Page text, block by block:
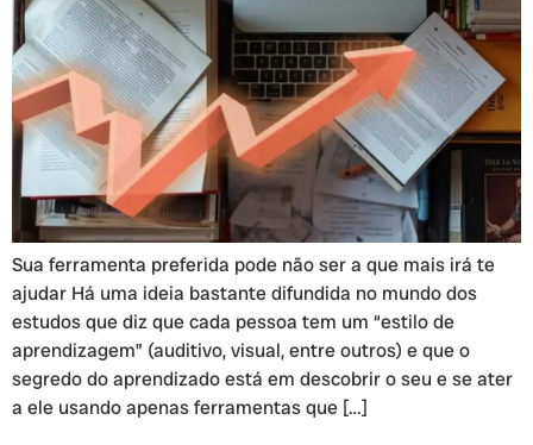
Sua ferramenta preferida pode não ser a que mais irá te
ajudar Há uma ideia bastante difundida no mundo dos
estudos que diz que cada pessoa tem um “estilo de
aprendizagem” (auditivo, visual, entre outros) e que o
segredo do aprendizado está em descobrir o seu e se ater
a ele usando apenas ferramentas que […]